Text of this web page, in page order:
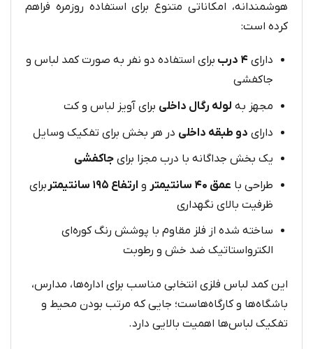
هوشمندانه، امکاناتی متنوع برای استفاده روزمره فراهم
کرده است:
دارای ۴ درب
برای استفاده دو نفر به‌ صورت کمد لباس و
جاکفشی
مجهز به لوله رگال داخلی برای آویز لباس و کت
دارای دو طبقه داخلی در هر بخش برای تفکیک وسایل
یک بخش جداگانه با درب مجزا برای جاکفشی
طراحی با عمق ۴۰ سانتیمتر و ارتفاع ۱۹۵ سانتیمتر
برای
ظرفیت بالای نگهداری
ساخته شده از فلز مقاوم با پوشش رنگ کوره‌ای
الکترواستاتیک ضد خش و رطوبت
این کمد لباس فلزی انتخابی مناسب برای اداره‌ها، مدارس،
باشگاه‌ها و کارگاه‌هاست؛ جایی که مرتب بودن محیط و
تفکیک لباس‌ها اهمیت بالایی دارد.